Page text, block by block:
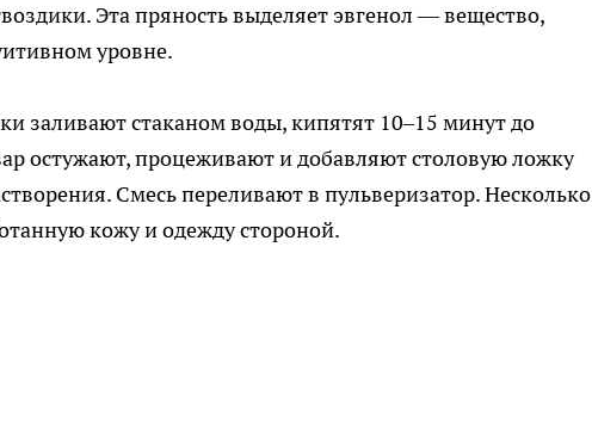
Эта пряность выделяет эвгенол — вещество,
уровне.
заливают стаканом воды, кипятят 10–15 минут до
остужают, процеживают и добавляют столовую ложку
Смесь переливают в пульверизатор. Несколько
кожу и одежду стороной.